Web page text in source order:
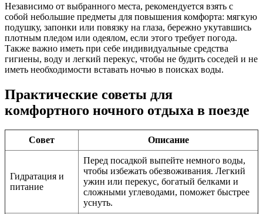
Независимо от выбранного места, рекомендуется взять с
собой небольшие предметы для повышения комфорта: мягкую
подушку, запонки или повязку на глаза, бережно укутавшись
плотным пледом или одеялом, если этого требует погода.
Также важно иметь при себе индивидуальные средства
гигиены, воду и легкий перекус, чтобы не будить соседей и не
иметь необходимости вставать ночью в поисках воды.
Практические советы для
комфортного ночного отдыха в поезде
Совет Описание
Гидратация и
питание
Перед посадкой выпейте немного воды,
чтобы избежать обезвоживания. Легкий
ужин или перекус, богатый белками и
сложными углеводами, поможет быстрее
уснуть.